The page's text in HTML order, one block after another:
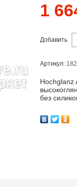
1
Добавить
Артикул:
Hochglanz
без